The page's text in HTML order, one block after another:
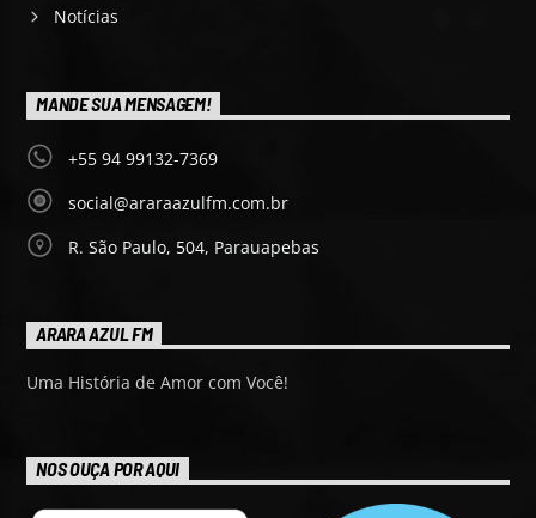
Notícias
MANDE SUA MENSAGEM!
+55 94 99132-7369
social@araraazulfm.com.br
R. São Paulo, 504, Parauapebas
ARARA AZUL FM
Uma História de Amor com Você!
NOS OUÇA POR AQUI